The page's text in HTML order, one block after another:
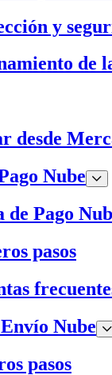
y
de
desde
Nube
de Pago
pasos
Nube
pasos